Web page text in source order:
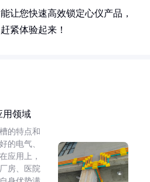
让您快速高效锁定心仪产品，
紧体验起来！
用领域
的特点和
的电气、
应用上，
房、医院